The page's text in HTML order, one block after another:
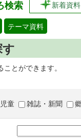
検索 新着資料
テーマ資料
とができます。
児童 雑誌・新聞